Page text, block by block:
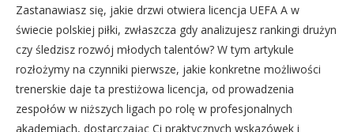
Zastanawiasz się, jakie drzwi otwiera licencja UEFA A w
świecie polskiej piłki, zwłaszcza gdy analizujesz rankingi drużyn
czy śledzisz rozwój młodych talentów? W tym artykule
rozłożymy na czynniki pierwsze, jakie konkretne możliwości
trenerskie daje ta prestiżowa licencja, od prowadzenia
zespołów w niższych ligach po rolę w profesjonalnych
akademiach, dostarczając Ci praktycznych wskazówek i